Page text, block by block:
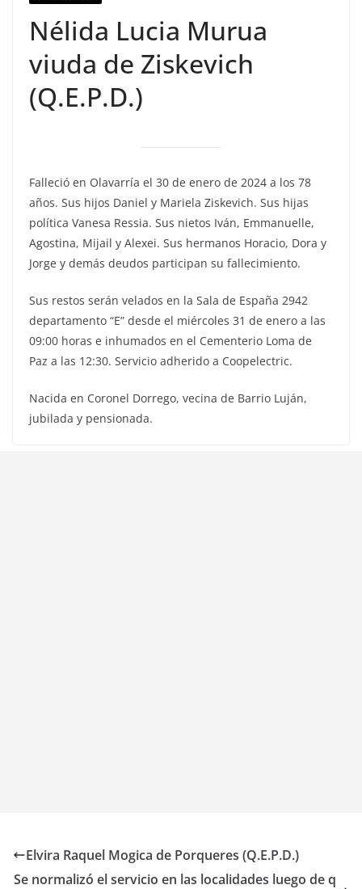
Nélida Lucia Murua
viuda de Ziskevich
(Q.E.P.D.)
Falleció en Olavarría el 30 de enero de 2024 a los 78
años. Sus hijos Daniel y Mariela Ziskevich. Sus hijas
política Vanesa Ressia. Sus nietos Iván, Emmanuelle,
Agostina, Mijail y Alexei. Sus hermanos Horacio, Dora y
Jorge y demás deudos participan su fallecimiento.
Sus restos serán velados en la Sala de España 2942
departamento “E” desde el miércoles 31 de enero a las
09:00 horas e inhumados en el Cementerio Loma de
Paz a las 12:30. Servicio adherido a Coopelectric.
Nacida en Coronel Dorrego, vecina de Barrio Luján,
jubilada y pensionada.
Elvira Raquel Mogica de Porqueres (Q.E.P.D.)
Se normalizó el servicio en las localidades luego de q